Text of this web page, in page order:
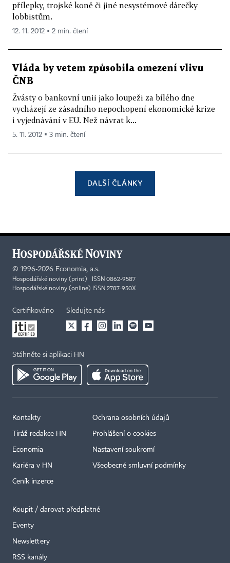
přílepky, trojské koně či jiné nesystémové dárečky
lobbistům.
12. 11. 2012 ▪ 2 min. čtení
Vláda by vetem způsobila omezení vlivu
ČNB
Žvásty o bankovní unii jako loupeži za bílého dne
vycházejí ze zásadního nepochopení ekonomické krize
i vyjednávání v EU. Než návrat k...
5. 11. 2012 ▪ 3 min. čtení
DALŠÍ ČLÁNKY
© 1996-2026 Economia, a.s.
Hospodářské noviny (print) ISSN 0862-9587
Hospodářské noviny (online) ISSN 2787-950X
Certifikováno Sledujte nás
Stáhněte si aplikaci HN
Kontakty
Tiráž redakce HN
Economia
Kariéra v HN
Ceník inzerce
Ochrana osobních údajů
Prohlášení o cookies
Nastavení soukromí
Všeobecné smluvní podmínky
Koupit / darovat předplatné
Eventy
Newslettery
RSS kanály